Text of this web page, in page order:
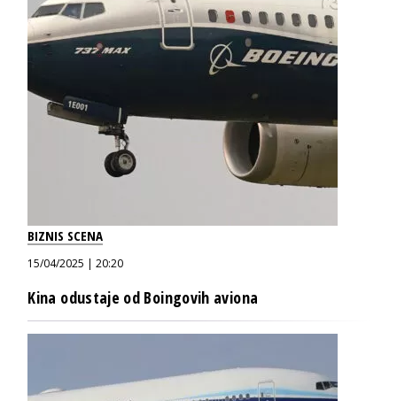
BIZNIS SCENA
15/04/2025 | 20:20
Kina odustaje od Boingovih aviona